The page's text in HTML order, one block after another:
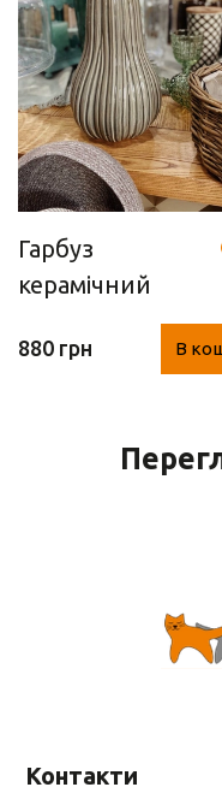
Гарбуз
керамічний
880 грн В
Контакти